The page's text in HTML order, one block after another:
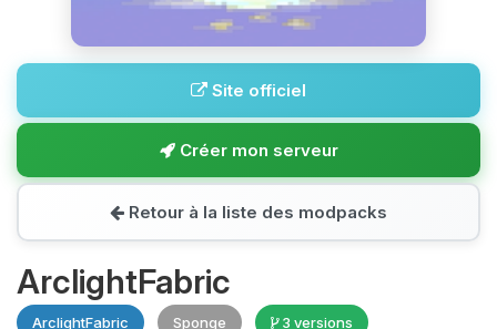
Site officiel
Créer mon serveur
Retour à la liste des modpacks
ArclightFabric
ArclightFabric Sponge 3 versions